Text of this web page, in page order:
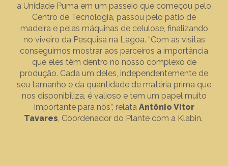
a Unidade Puma em um passeio que começou pelo
Centro de Tecnologia, passou pelo pátio de
madeira e pelas máquinas de celulose, finalizando
no viveiro da Pesquisa na Lagoa. “Com as visitas
conseguimos mostrar aos parceiros a importância
que eles têm dentro no nosso complexo de
produção. Cada um deles, independentemente de
seu tamanho e da quantidade de matéria prima que
nos disponibiliza, é valioso e tem um papel muito
importante para nós”, relata Antônio Vitor
Tavares, Coordenador do Plante com a Klabin.